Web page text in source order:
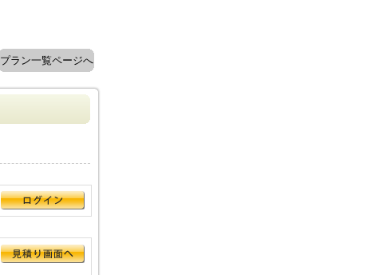
プラン一覧ページへ